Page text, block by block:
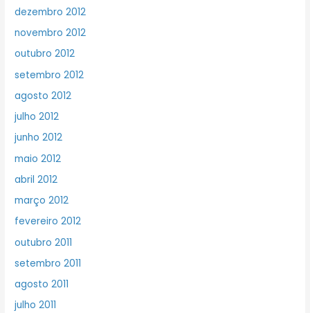
dezembro 2012
novembro 2012
outubro 2012
setembro 2012
agosto 2012
julho 2012
junho 2012
maio 2012
abril 2012
março 2012
fevereiro 2012
outubro 2011
setembro 2011
agosto 2011
julho 2011